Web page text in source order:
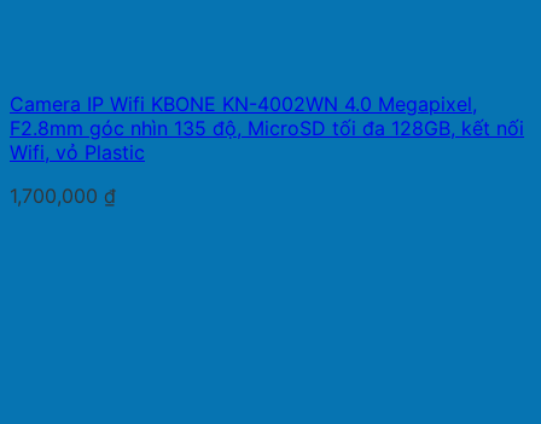
Camera IP Wifi KBONE KN-4002WN 4.0 Megapixel,
F2.8mm góc nhìn 135 độ, MicroSD tối đa 128GB, kết nối
Wifi, vỏ Plastic
1,700,000 ₫